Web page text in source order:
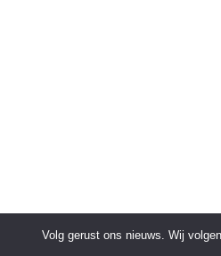
Volg gerust ons nieuws. Wij